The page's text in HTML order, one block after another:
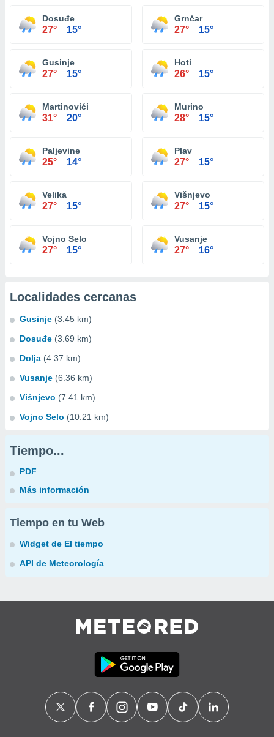
Dosuđe
27° 15°
Grnčar
27° 15°
Gusinje
27° 15°
Hoti
26° 15°
Martinovići
31° 20°
Murino
28° 15°
Paljevine
25° 14°
Plav
27° 15°
Velika
27° 15°
Višnjevo
27° 15°
Vojno Selo
27° 15°
Vusanje
27° 16°
Localidades cercanas
Gusinje (3.45 km)
Dosuđe (3.69 km)
Dolja (4.37 km)
Vusanje (6.36 km)
Višnjevo (7.41 km)
Vojno Selo (10.21 km)
Tiempo...
PDF
Más información
Tiempo en tu Web
Widget de El tiempo
API de Meteorología